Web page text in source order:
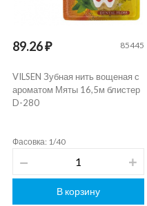
89.26 ₽ 85445
VILSEN Зубная нить вощеная с
ароматом Мяты 16,5м блистер
D-280
Фасовка: 1/40
В корзину